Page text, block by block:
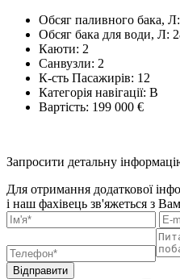
Обсяг паливного бака, Л:
Обсяг бака для води, Л:
Каюти: 2
Санвузли: 2
К-сть Пасажирів: 12
Категорія навігації: В
Вартість: 199 000 €
Запросити детальну
Для отримання додаткової
і наш фахівець зв'яжеться з
Відправити